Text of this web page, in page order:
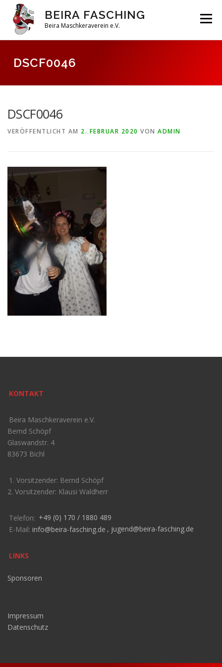
Inhalt
springen
BEIRA FASCHING
Beira Maschkeraverein e.V.
Menü
DAHOAM SAISON 2026
DSCF0046
DSCF0046
VERÖFFENTLICHT AM 2. FEBRUAR 2020 VON ADMIN
KONTAKT
Beira Maschkeraverein e.V.
Bernd Schöpf
Glaswandstr. 4
83673 Bichl
1. Vorsitzender: Bernd Schöpf
2. Vorsitzender: Klausi Waldherr
Telefon: +49 (0) 170 / 1880 489
E-Mail: info@beira-fasching.de , jugend@beira-fasching.de
LINKS
Sponsoren
Impressum
Datenschutz